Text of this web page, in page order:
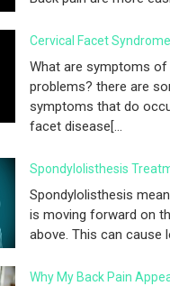
Cervical Facet Syndrome
What are symptoms
problems? there are
symptoms that do
facet disease[...
Spondylolisthesis
Spondylolisthesis
is moving forward on
above. This can cause
Why My Back Pain